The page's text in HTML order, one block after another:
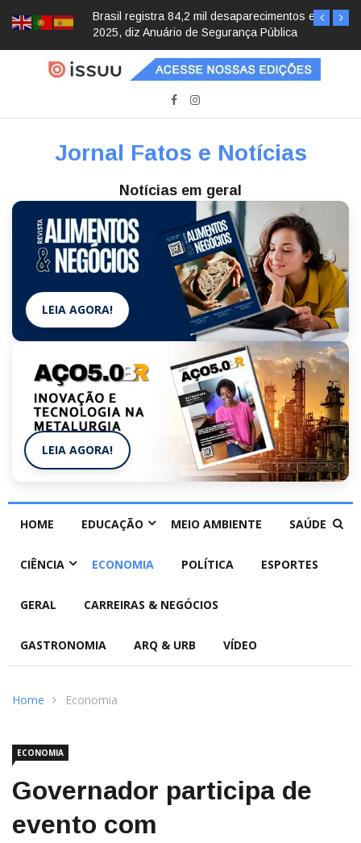
Brasil registra 84,2 mil desaparecimentos em
2025, diz Anuário de Segurança Pública
Jornal Fatos e Notícias
Notícias em geral
LEIA AGORA!
LEIA AGORA!
HOME EDUCAÇÃO MEIO AMBIENTE SAÚDE
CIÊNCIA ECONOMIA POLÍTICA ESPORTES
GERAL CARREIRAS & NEGÓCIOS
GASTRONOMIA ARQ & URB VÍDEO
Home Economia
ECONOMIA
Governador participa de
evento com